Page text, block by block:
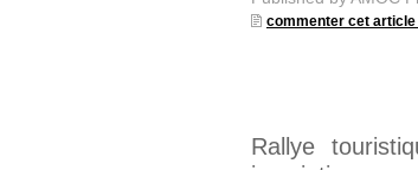
commenter cet article
Rallye